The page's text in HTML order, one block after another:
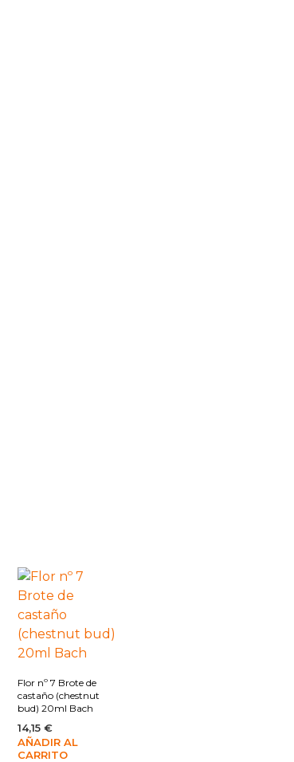
Flor nº 7 Brote de
castaño (chestnut
bud) 20ml Bach
14,15€
AÑADIR AL
CARRITO